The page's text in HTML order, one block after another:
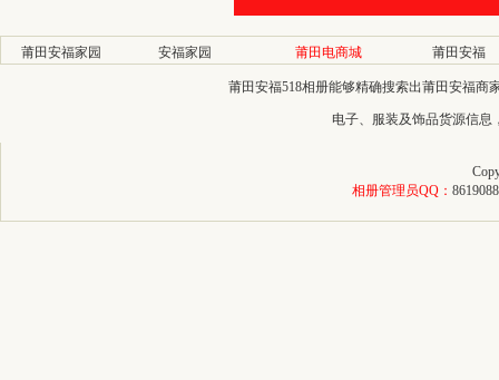
莆田安福家园 安福家园 莆田电商城 莆田安福
莆田安福518相册能够精确搜索出莆田安福商
电子、服装及饰品货源信
相册管理员QQ： 8619088